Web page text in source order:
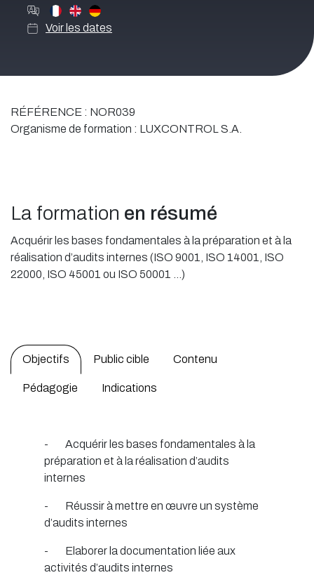
Voir les dates
RÉFÉRENCE : NOR039
Organisme de formation : LUXCONTROL S.A.
La formation en résumé
Acquérir les bases fondamentales à la préparation et à la
réalisation d’audits internes (ISO 9001, ISO 14001, ISO
22000, ISO 45001 ou ISO 50001 …)
Objectifs Public cible Contenu
Pédagogie Indications
- Acquérir les bases fondamentales à la
préparation et à la réalisation d’audits
internes
- Réussir à mettre en œuvre un système
d’audits internes
- Elaborer la documentation liée aux
activités d’audits internes